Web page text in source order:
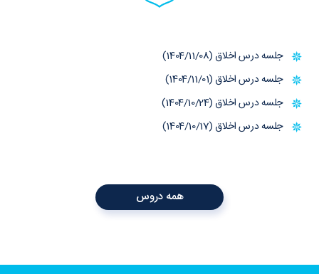
جلسه درس اخلاق (1404/11/08)
جلسه درس اخلاق (1404/11/01)
جلسه درس اخلاق (1404/10/24)
جلسه درس اخلاق (1404/10/17)
همه دروس